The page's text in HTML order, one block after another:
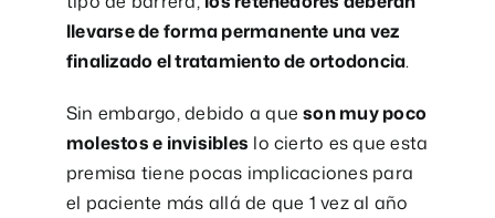
llevarse de forma permanente una vez
finalizado el tratamiento de ortodoncia.
Sin embargo, debido a queson muy poco
molestos e invisibles lo cierto es que esta
premisa tiene pocas implicaciones para
el paciente más allá de que 1 vez al año